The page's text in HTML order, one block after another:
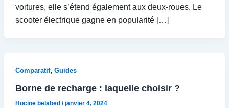
voitures, elle s’étend également aux deux-roues. Le
scooter électrique gagne en popularité […]
Comparatif, Guides
Borne de recharge : laquelle choisir ?
Hocine belabed /janvier 4, 2024